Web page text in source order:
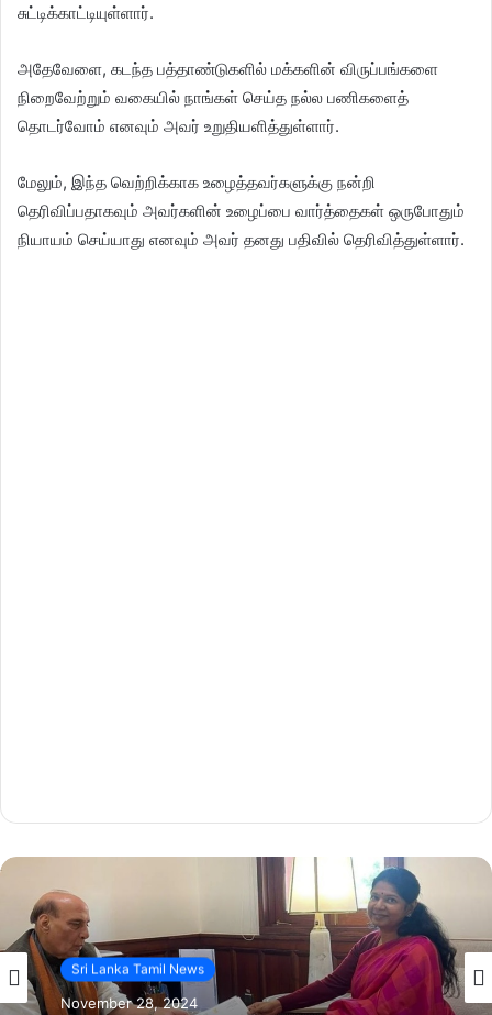
சுட்டிக்காட்டியுள்ளார்.
அதேவேளை, கடந்த பத்தாண்டுகளில் மக்களின் விருப்பங்களை
நிறைவேற்றும் வகையில் நாங்கள் செய்த நல்ல பணிகளைத்
தொடர்வோம் எனவும் அவர் உறுதியளித்துள்ளார்.
மேலும், இந்த வெற்றிக்காக உழைத்தவர்களுக்கு நன்றி
தெரிவிப்பதாகவும் அவர்களின் உழைப்பை வார்த்தைகள் ஒருபோதும்
நியாயம் செய்யாது எனவும் அவர் தனது பதிவில் தெரிவித்துள்ளார்.
Sri Lanka Tamil News
November 28, 2024